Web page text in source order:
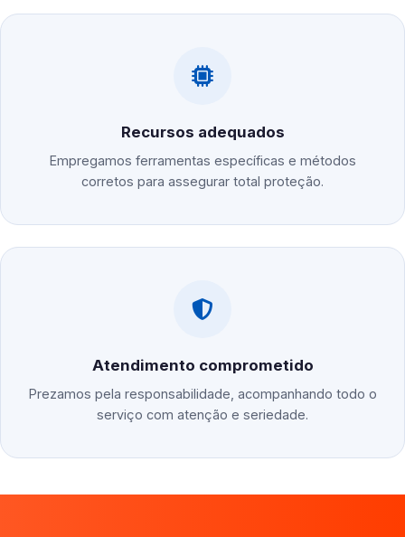
Recursos adequados
Empregamos ferramentas específicas e métodos
corretos para assegurar total proteção.
Atendimento comprometido
Prezamos pela responsabilidade, acompanhando todo o
serviço com atenção e seriedade.